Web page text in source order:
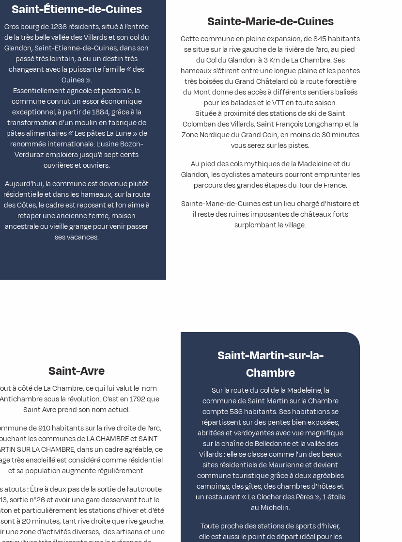
Saint-Étienne-de-Cuines
Gros bourg de 1236 résidents, situé à l’entrée
de la très belle vallée des Villards et son col du
Glandon, Saint-Etienne-de-Cuines, dans son
passé très lointain, a eu un destin très
changeant avec la puissante famille « des
Cuines ».
Essentiellement agricole et pastorale, la
commune connut un essor économique
exceptionnel, à partir de 1884, grâce à la
transformation d’un moulin en fabrique de
pâtes alimentaires « Les pâtes La Lune » de
renommée internationale. L’usine Bozon-
Verduraz emploiera jusqu’à sept cents
ouvrières et ouvriers.
Aujourd’hui, la commune est devenue plutôt
résidentielle et dans les hameaux, sur la route
des Côtes, le cadre est reposant et l’on aime à
retaper une ancienne ferme, maison
ancestrale ou vieille grange pour venir passer
ses vacances.
Sainte-Marie-de-Cuines
Cette commune en pleine expansion, de 845 habitants
se situe sur la rive gauche de la rivière de l’arc, au pied
du Col du Glandon à 3 Km de La Chambre. Ses
hameaux s’étirent entre une longue plaine et les pentes
très boisées du Grand Châtelard où la route forestière
du Mont donne des accès à différents sentiers balisés
pour les balades et le VTT en toute saison.
Située à proximité des stations de ski de Saint
Colomban des Villards, Saint François Longchamp et la
Zone Nordique du Grand Coin, en moins de 30 minutes
vous serez sur les pistes.
Au pied des cols mythiques de la Madeleine et du
Glandon, les cyclistes amateurs pourront emprunter les
parcours des grandes étapes du Tour de France.
Sainte-Marie-de-Cuines est un lieu chargé d’histoire et
il reste des ruines imposantes de châteaux forts
surplombant le village.
Saint-Avre
à côté de La Chambre, ce qui lui valut le nom
sous la révolution. C’est en 1792 que
Saint Avre prend son nom actuel.
de 910 habitants sur la rive droite de l’arc,
les communes de LA CHAMBRE et SAINT
SUR LA CHAMBRE, dans un cadre agréable, ce
très ensoleillé est considéré comme résidentiel
et sa population augmente régulièrement.
atouts : Être à deux pas de la sortie de l’autoroute
sortie n°26 et avoir une gare desservant tout le
et particulièrement les stations d’hiver et d’été
à 20 minutes, tant rive droite que rive gauche.
une zone d’activités diverses, des artisans et une
Saint-Martin-sur-la-
Chambre
Sur la route du col de la Madeleine, la
commune de Saint Martin sur la Chambre
compte 536 habitants. Ses habitations se
répartissent sur des pentes bien exposées,
abritées et verdoyantes avec vue magnifique
sur la chaîne de Belledonne et la vallée des
Villards : elle se classe comme l’un des beaux
sites résidentiels de Maurienne et devient
commune touristique grâce à deux agréables
campings, des gîtes, des chambres d’hôtes et
un restaurant « Le Clocher des Pères », 1 étoile
au Michelin.
Toute proche des stations de sports d’hiver,
elle est aussi le point de départ idéal pour les